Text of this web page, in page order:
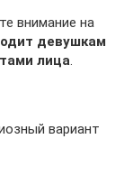
внимание на
девушкам
лица.
вариант